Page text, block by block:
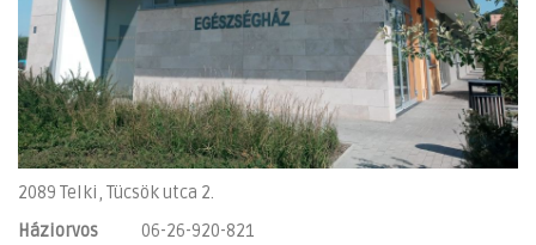
2089 Telki, Tücsök utca 2.
Háziorvos 06-26-920-821